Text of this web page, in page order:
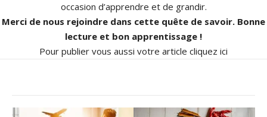
occasion d’apprendre et de grandir.
Merci de nous rejoindre dans cette quête de savoir. Bonne
lecture et bon apprentissage !
Pour publier vous aussi votre article cliquez ici